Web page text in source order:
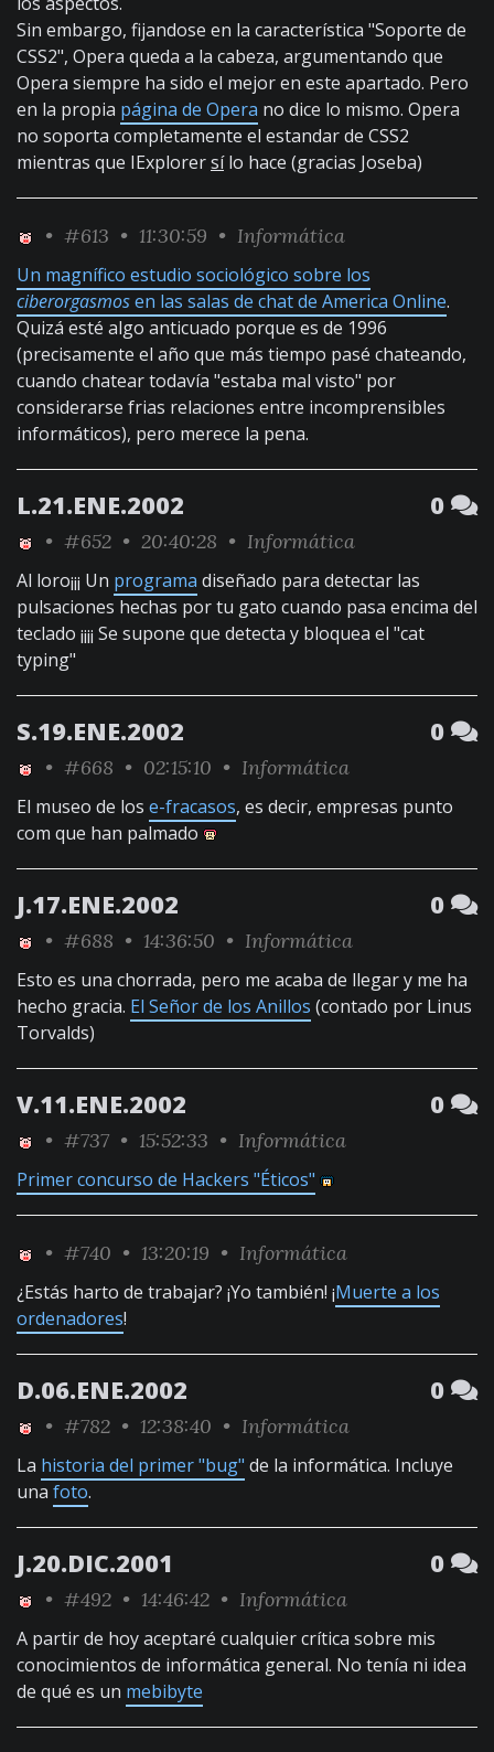
Sin embargo, fijandose en la característica "Soporte de
CSS2", Opera queda a la cabeza, argumentando que
Opera siempre ha sido el mejor en este apartado. Pero
en la propia página de Opera no dice lo mismo. Opera
no soporta completamente el estandar de CSS2
mientras que IExplorersílo hace (gracias Joseba)
• #613 • 11:30:59 • Informática
Un magnífico estudio sociológico sobre los
ciberorgasmosen las salas de chat de America Online.
Quizá esté algo anticuado porque es de 1996
(precisamente el año que más tiempo pasé chateando,
cuando chatear todavía "estaba mal visto" por
considerarse frias relaciones entre incomprensibles
informáticos), pero merece la pena.
L.21.ENE.2002 0
• #652 • 20:40:28 • Informática
Al loro¡¡¡ Un programa diseñado para detectar las
pulsaciones hechas por tu gato cuando pasa encima del
teclado ¡¡¡¡ Se supone que detecta y bloquea el "cat
typing"
S.19.ENE.2002 0
• #668 • 02:15:10 • Informática
El museo de los e-fracasos, es decir, empresas punto
com que han palmado
J.17.ENE.2002 0
• #688 • 14:36:50 • Informática
Esto es una chorrada, pero me acaba de llegar y me ha
hecho gracia. El Señor de los Anillos (contado por Linus
Torvalds)
V.11.ENE.2002 0
• #737 • 15:52:33 • Informática
Primer concurso de Hackers "Éticos"
• #740 • 13:20:19 • Informática
¿Estás harto de trabajar? ¡Yo también! ¡Muerte a los
ordenadores!
D.06.ENE.2002 0
• #782 • 12:38:40 • Informática
La historia del primer "bug" de la informática. Incluye
una foto.
J.20.DIC.2001 0
• #492 • 14:46:42 • Informática
A partir de hoy aceptaré cualquier crítica sobre mis
conocimientos de informática general. No tenía ni idea
de qué es un mebibyte